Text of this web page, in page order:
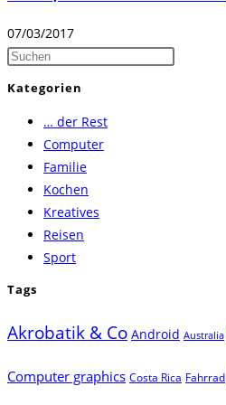
07/03/2017
Press
Kategorien
… der Rest
Computer
Familie
Kochen
Kreatives
Reisen
Sport
Tags
Akrobatik & Co Android Australia
Computer graphics Costa Rica Fahrrad